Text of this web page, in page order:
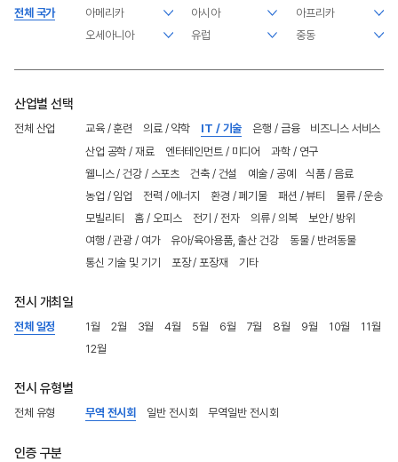
전체 국가
산업별 선택
전체 산업 교육 / 훈련 의료 / 약학 IT / 기술 은행 / 금융
비즈니스 서비스
산업 공학 / 재료
엔터테인먼트 / 미디어
과학 / 연구
웰니스 / 건강 / 스포츠
건축 / 건설 예술 / 공예
식품 / 음료
농업 / 임업
전력 / 에너지 환경 / 폐기물 패션 / 뷰티
물류 / 운송
모빌리티
홈 / 오피스 전기 / 전자 의류 / 의복
보안 / 방위
여행 / 관광 / 여가
유아/육아용품, 출산 건강
동물 / 반려동물
통신 기술 및 기기
포장 / 포장재 기타
전시 개최일
전체 일정 1월 2월 3월 4월 5월 6월 7월 8월 9월 10월
11월
12월
전시 유형별
전체 유형 무역 전시회 일반 전시회 무역일반 전시회
인증 구분